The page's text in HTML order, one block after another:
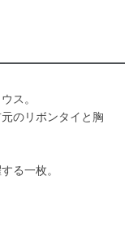
ス。
のリボンタイと胸
る一枚。